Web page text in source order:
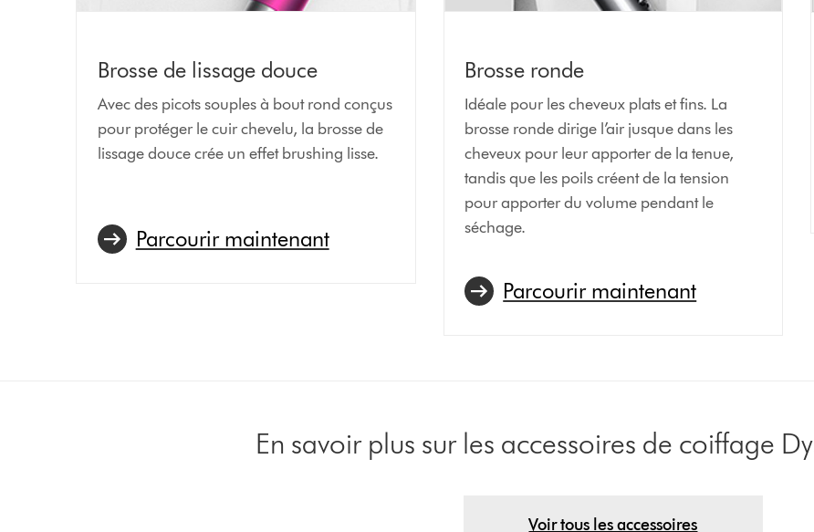
Brosse de lissage douce
Avec des picots souples à bout rond conçus
pour protéger le cuir chevelu, la brosse de
lissage douce crée un effet brushing lisse.
Parcourir maintenant
Brosse ronde
Idéale pour les cheveux plats et fins. La
brosse ronde dirige l’air jusque dans les
cheveux pour leur apporter de la tenue,
tandis que les poils créent de la tension
pour apporter du volume pendant le
séchage.
Parcourir maintenant
En savoir plus sur les accessoires de coiffage
Voir tous les accessoires